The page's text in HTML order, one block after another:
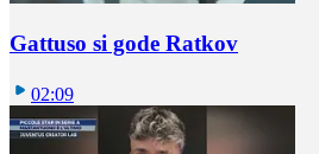
Gattuso si gode Ratkov
02:09